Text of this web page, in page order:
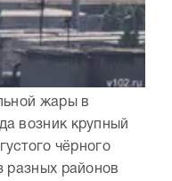
жары в
возник крупный
чёрного
разных районов